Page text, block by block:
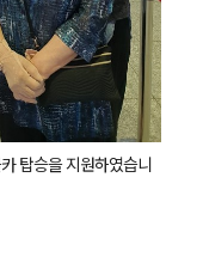
탑승을 지원하였습니